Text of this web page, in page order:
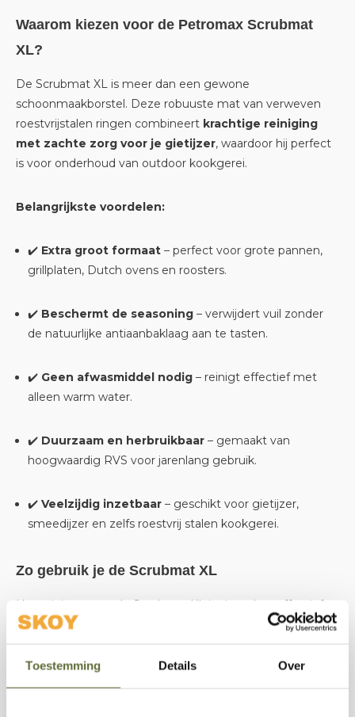
Toestemming Details Over
Waarom kiezen voor de Petromax Scrubmat
XL?
De Scrubmat XL is meer dan een gewone
schoonmaakborstel. Deze robuuste mat van verweven
roestvrijstalen ringen combineert krachtige reiniging
met zachte zorg voor je gietijzer, waardoor hij perfect
is voor onderhoud van outdoor kookgerei.
Belangrijkste voordelen:
✔️ Extra groot formaat – perfect voor grote pannen,
grillplaten, Dutch ovens en roosters.
✔️ Beschermt de seasoning – verwijdert vuil zonder
de natuurlijke antiaanbaklaag aan te tasten.
✔️ Geen afwasmiddel nodig – reinigt effectief met
alleen warm water.
✔️ Duurzaam en herbruikbaar – gemaakt van
hoogwaardig RVS voor jarenlang gebruik.
✔️ Veelzijdig inzetbaar – geschikt voor gietijzer,
smeedijzer en zelfs roestvrij stalen kookgerei.
Zo gebruik je de Scrubmat XL
Het reinigen met de Scrubmat XL is simpel en effectief:
beste, maar niet heet.